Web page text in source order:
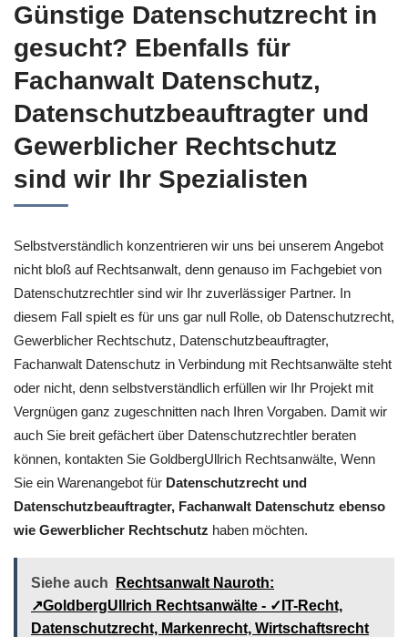
Günstige Datenschutzrecht in
gesucht? Ebenfalls für
Fachanwalt Datenschutz,
Datenschutzbeauftragter und
Gewerblicher Rechtschutz
sind wir Ihr Spezialisten
Selbstverständlich konzentrieren wir uns bei unserem Angebot
nicht bloß auf Rechtsanwalt, denn genauso im Fachgebiet von
Datenschutzrechtler sind wir Ihr zuverlässiger Partner. In
diesem Fall spielt es für uns gar null Rolle, ob Datenschutzrecht,
Gewerblicher Rechtschutz, Datenschutzbeauftragter,
Fachanwalt Datenschutz in Verbindung mit Rechtsanwälte steht
oder nicht, denn selbstverständlich erfüllen wir Ihr Projekt mit
Vergnügen ganz zugeschnitten nach Ihren Vorgaben. Damit wir
auch Sie breit gefächert über Datenschutzrechtler beraten
können, kontakten Sie GoldbergUllrich Rechtsanwälte, Wenn
Sie ein Warenangebot für Datenschutzrecht und
Datenschutzbeauftragter, Fachanwalt Datenschutz ebenso
wie Gewerblicher Rechtschutz haben möchten.
Siehe auch
Rechtsanwalt Nauroth:
↗️GoldbergUllrich Rechtsanwälte - ✓IT-Recht,
Datenschutzrecht, Markenrecht, Wirtschaftsrecht